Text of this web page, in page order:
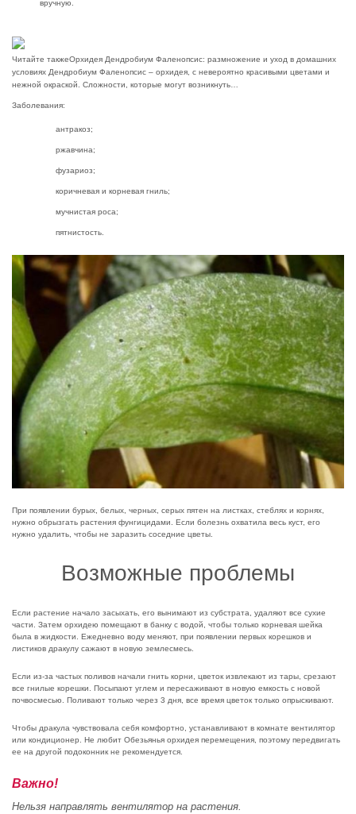
вручную.
Читайте такжеОрхидея Дендробиум Фаленопсис: размножение и уход в домашних
условиях Дендробиум Фаленопсис – орхидея, с невероятно красивыми цветами и
нежной окраской. Сложности, которые могут возникнуть…
Заболевания:
антракоз;
ржавчина;
фузариоз;
коричневая и корневая гниль;
мучнистая роса;
пятнистость.
При появлении бурых, белых, черных, серых пятен на листках, стеблях и корнях,
нужно обрызгать растения фунгицидами. Если болезнь охватила весь куст, его
нужно удалить, чтобы не заразить соседние цветы.
Возможные проблемы
Если растение начало засыхать, его вынимают из субстрата, удаляют все сухие
части. Затем орхидею помещают в банку с водой, чтобы только корневая шейка
была в жидкости. Ежедневно воду меняют, при появлении первых корешков и
листиков дракулу сажают в новую землесмесь.
Если из-за частых поливов начали гнить корни, цветок извлекают из тары, срезают
все гнилые корешки. Посыпают углем и пересаживают в новую емкость с новой
почвосмесью. Поливают только через 3 дня, все время цветок только опрыскивают.
Чтобы дракула чувствовала себя комфортно, устанавливают в комнате вентилятор
или кондиционер. Не любит Обезьянья орхидея перемещения, поэтому передвигать
ее на другой подоконник не рекомендуется.
Важно!
Нельзя направлять вентилятор на растения.